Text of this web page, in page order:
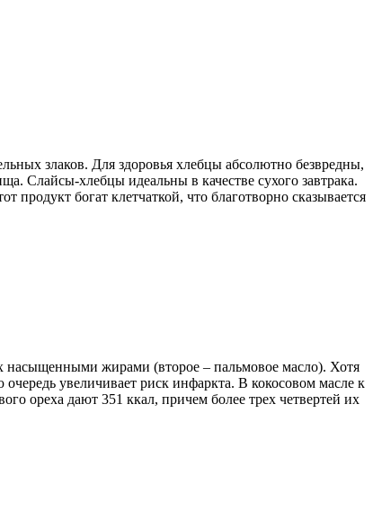
злаков. Для здоровья хлебцы абсолютно безвредны,
Слайсы-хлебцы идеальны в качестве сухого завтрака.
богат клетчаткой, что благотворно сказывается
насыщенными жирами (второе – пальмовое масло). Хотя
увеличивает риск инфаркта. В кокосовом масле к
ореха дают 351 ккал, причем более трех четвертей их